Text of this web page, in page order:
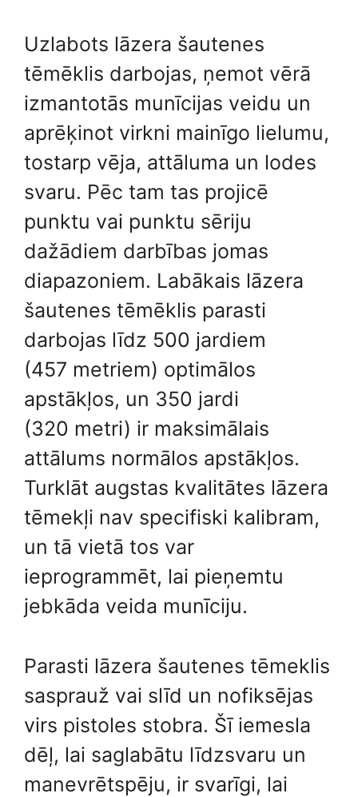
Uzlabots lāzera šautenes
tēmēklis darbojas, ņemot vērā
izmantotās munīcijas veidu un
aprēķinot virkni mainīgo lielumu,
tostarp vēja, attāluma un lodes
svaru. Pēc tam tas projicē
punktu vai punktu sēriju
dažādiem darbības jomas
diapazoniem. Labākais lāzera
šautenes tēmēklis parasti
darbojas līdz 500 jardiem
(457 metriem) optimālos
apstākļos, un 350 jardi
(320 metri) ir maksimālais
attālums normālos apstākļos.
Turklāt augstas kvalitātes lāzera
tēmekļi nav specifiski kalibram,
un tā vietā tos var
ieprogrammēt, lai pieņemtu
jebkāda veida munīciju.
Parasti lāzera šautenes tēmeklis
sasprauž vai slīd un nofiksējas
virs pistoles stobra. Šī iemesla
dēļ, lai saglabātu līdzsvaru un
manevrētspēju, ir svarīgi, lai